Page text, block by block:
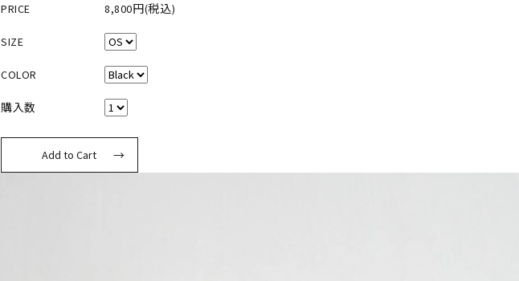
PRICE 8,800円(税込)
SIZE
COLOR
購入数